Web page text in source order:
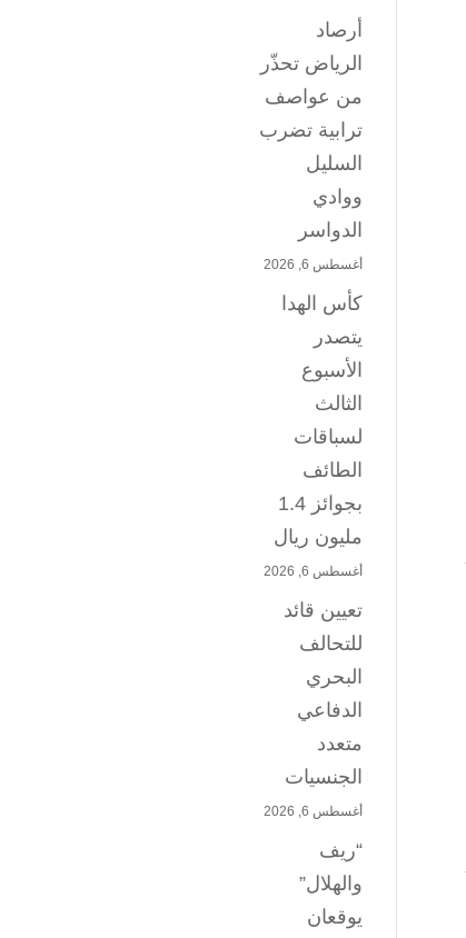
أرصاد
الرياض تحذّر
من عواصف
ترابية تضرب
السليل
ووادي
الدواسر
أغسطس 6, 2026
كأس الهدا
يتصدر
الأسبوع
الثالث
لسباقات
الطائف
بجوائز 1.4
مليون ريال
أغسطس 6, 2026
تعيين قائد
للتحالف
البحري
الدفاعي
متعدد
الجنسيات
أغسطس 6, 2026
“ريف
والهلال”
يوقعان